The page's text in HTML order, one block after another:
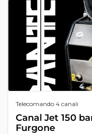
Telecomando 4 canali
Canal Jet 150
Furgone